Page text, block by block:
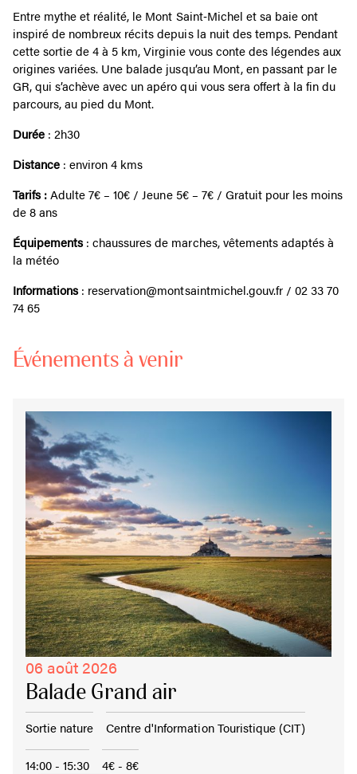
Entre mythe et réalité, le Mont Saint‑Michel et sa baie ont
inspiré de nombreux récits depuis la nuit des temps. Pendant
cette sortie de 4 à 5 km, Virginie vous conte des légendes aux
origines variées. Une balade jusqu’au Mont, en passant par le
GR, qui s’achève avec un apéro qui vous sera offert à la fin du
parcours, au pied du Mont.
Durée : 2h30
Distance : environ 4 kms
Tarifs :Adulte 7€ – 10€ / Jeune 5€ – 7€ / Gratuit pour les moins
de 8 ans
Équipements: chaussures de marches, vêtements adaptés à
la météo
Informations: reservation@montsaintmichel.gouv.fr / 02 33 70
74 65
Événements à venir
06 août 2026
Balade Grand air
Sortie nature Centre d'Information Touristique (CIT)
14:00 - 15:30
4€ - 8€